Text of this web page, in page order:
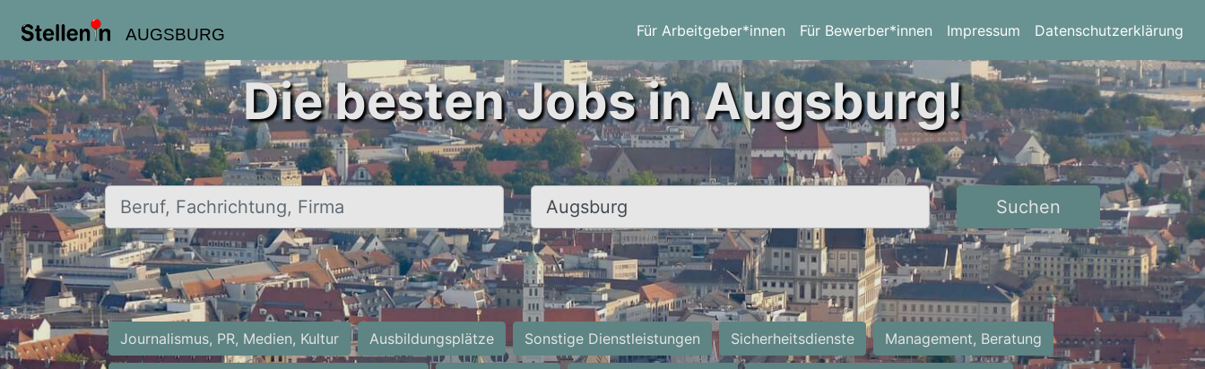
AUGSBURG Für Arbeitgeber*innen Für Bewerber*innen Impressum Datenschutzerklärung
Die besten Jobs in Augsburg!
Beruf, Fachrichtung, Firma Ort, Stadt Suchen
Journalismus, PR, Medien, Kultur Ausbildungsplätze Sonstige Dienstleistungen Sicherheitsdienste Management, Beratung